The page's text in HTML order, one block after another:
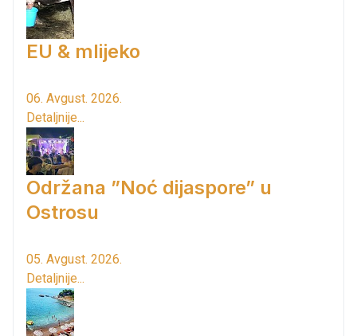
EU & mlijeko
06. Avgust. 2026.
Detaljnije...
Održana ”Noć dijaspore” u
Ostrosu
05. Avgust. 2026.
Detaljnije...